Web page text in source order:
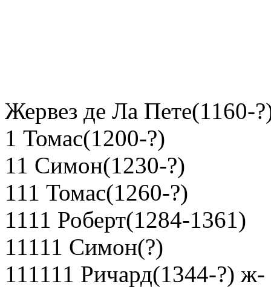
Жервез де Ла Пете(1160-
1 Томас(1200-?)
11 Симон(1230-?)
111 Томас(1260-?)
1111 Роберт(1284-1361)
11111 Симон(?)
111111 Ричард(1344-?)